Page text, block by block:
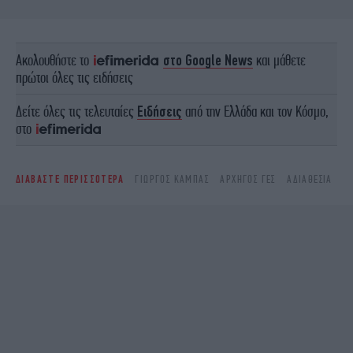
Ακολουθήστε το στο Google News και μάθετε
πρώτοι όλες τις ειδήσεις
Δείτε όλες τις τελευταίες Ειδήσεις από την Ελλάδα και τον Κόσμο,
στο
ΔΙΑΒΑΣΤΕ ΠΕΡΙΣΣΟΤΕΡΑ ΓΙΏΡΓΟΣ ΚΑΜΠΆΣ ΑΡΧΗΓΌΣ ΓΕΣ ΑΔΙΑΘΕΣΊΑ